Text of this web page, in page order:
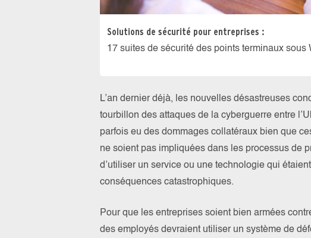
Solutions de sécurité pour entreprises :
17 suites de sécurité des points terminaux sous
L’an dernier déjà, les nouvelles désastreuses
tourbillon des attaques de la cyberguerre entre
parfois eu des dommages collatéraux bien que
ne soient pas impliquées dans les processus de
d’utiliser un service ou une technologie qui
conséquences catastrophiques.
Pour que les entreprises soient bien armées
des employés devraient utiliser un système de